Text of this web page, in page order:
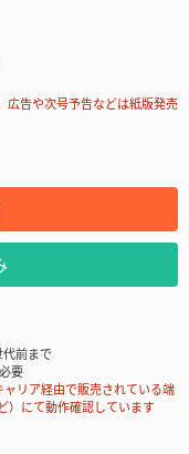
広告や次号予告などは紙版発売
前まで
要
リア経由で販売されている端
）にて動作確認しています